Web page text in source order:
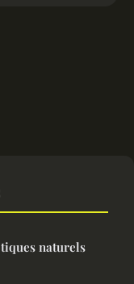
naturels